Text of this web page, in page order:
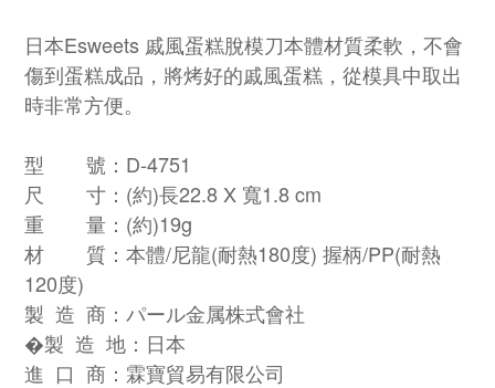
日本Esweets 戚風蛋糕脫模刀本體材質柔軟，不會
傷到蛋糕成品，將烤好的戚風蛋糕，從模具中取出
時非常方便。
型 號：D-4751
尺 寸：(約)長22.8 X 寬1.8 cm
重 量：(約)19g
材 質：本體/尼龍(耐熱180度) 握柄/PP(耐熱
120度)
製 造 商：パール金属株式會社
�製 造 地：日本
進 口 商：霖寶貿易有限公司